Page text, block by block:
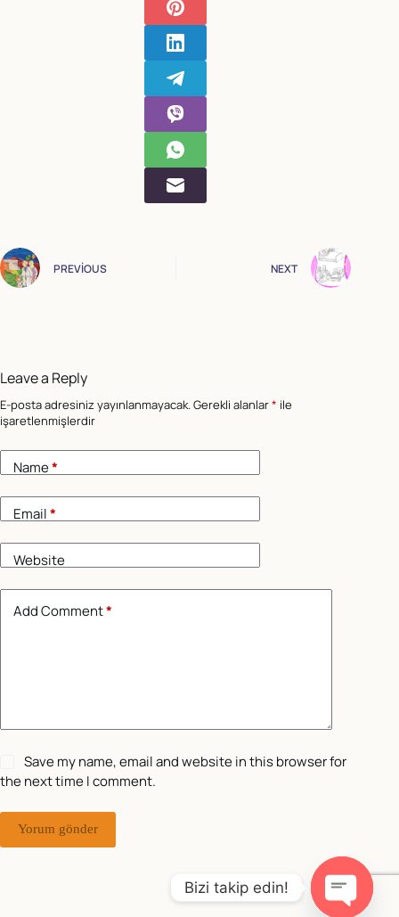
PREVIOUS NEXT
Leave a Reply
E-posta adresiniz yayınlanmayacak.Gerekli alanlar* ile
işaretlenmişlerdir
Name*
Email*
Website
Add Comment*
Save my name, email and website in this browser for
the next time I comment.
Yorum gönder
Bizi takip edin!